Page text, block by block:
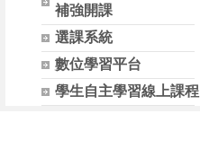
補強開課
選課系統
數位學習平台
學生自主學習線上課程